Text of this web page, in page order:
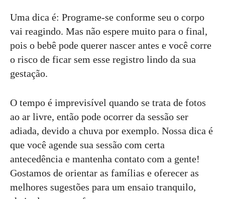
Uma dica é: Programe-se conforme seu o corpo
vai reagindo. Mas não espere muito para o final,
pois o bebê pode querer nascer antes e você corre
o risco de ficar sem esse registro lindo da sua
gestação.
O tempo é imprevisível quando se trata de fotos
ao ar livre, então pode ocorrer da sessão ser
adiada, devido a chuva por exemplo. Nossa dica é
que você agende sua sessão com certa
antecedência e mantenha contato com a gente!
Gostamos de orientar as famílias e oferecer as
melhores sugestões para um ensaio tranquilo,